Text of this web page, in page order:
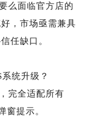
么面临官方店的
，市场亟需兼具
任缺口。
统升级？
完全适配所有
窗提示。